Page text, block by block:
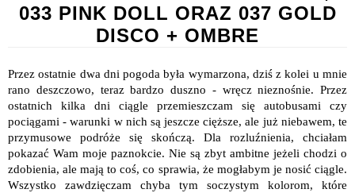
033 PINK DOLL ORAZ 037 GOLD
DISCO + OMBRE
Przez ostatnie dwa dni pogoda była wymarzona, dziś z kolei u mnie
rano deszczowo, teraz bardzo duszno - wręcz nieznośnie. Przez
ostatnich kilka dni ciągle przemieszczam się autobusami czy
pociągami - warunki w nich są jeszcze cięższe, ale już niebawem, te
przymusowe podróże się skończą. Dla rozluźnienia, chciałam
pokazać Wam moje paznokcie. Nie są zbyt ambitne jeżeli chodzi o
zdobienia, ale mają to coś, co sprawia, że mogłabym je nosić ciągle.
Wszystko zawdzięczam chyba tym soczystym kolorom, które